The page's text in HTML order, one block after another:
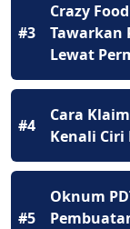
#3
Crazy
Tawarkan
Lewat
#4
Cara
Kenali Ciri
#5
Oknum